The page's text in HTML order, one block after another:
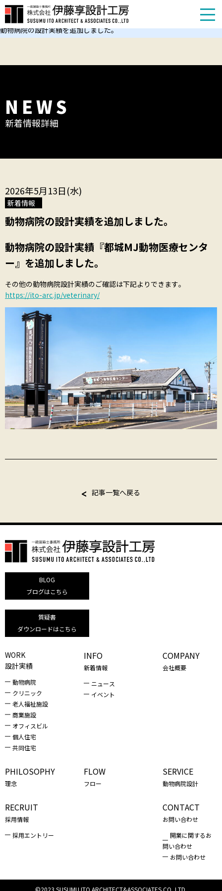
TOP
新着情報
動物病院の設計実績を追加しました。
NEWS
新着情報詳細
2026年5月13日(水)
新着情報
動物病院の設計実績を追加しました。
動物病院の設計実績『都城MJ動物医療センタ
ー』を追加しました。
その他の動物病院設計実績のご確認は下記よりできます。
https://ito-arc.jp/veterinary/
記事一覧へ戻る
BLOG
ブログはこちら
質疑書
ダウンロードはこちら
WORK
設計実績
動物病院
クリニック
老人福祉施設
商業施設
オフィスビル
個人住宅
共同住宅
INFO
新着情報
ニュース
イベント
COMPANY
会社概要
PHILOSOPHY
理念
FLOW
フロー
SERVICE
動物病院設計
RECRUIT
採用情報
採用エントリー
CONTACT
お問い合わせ
開業に関するお
問い合わせ
お問い合わせ
©︎2023 SUSUMU ITO ARCHITECT&ASSOCIATES CO.,LTD.
お問い合わせ